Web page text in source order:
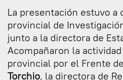
La presentación estuvo a
provincial de
junto a la directora de
Acompañaron la
provincial por el Frente
Torchio, la directora de